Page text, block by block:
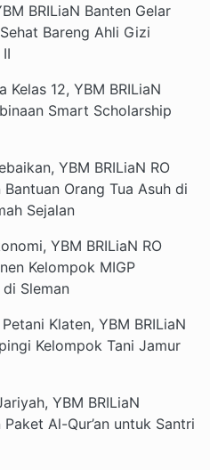
BRILiaN Banten Gelar
Bareng Ahli Gizi
Kelas 12, YBM BRILiaN
Smart Scholarship
YBM BRILiaN RO
Orang Tua Asuh di
Sejalan
YBM BRILiaN RO
Kelompok MIGP
Sleman
Klaten, YBM BRILiaN
Kelompok Tani Jamur
YBM BRILiaN
Al-Qur’an untuk Santri